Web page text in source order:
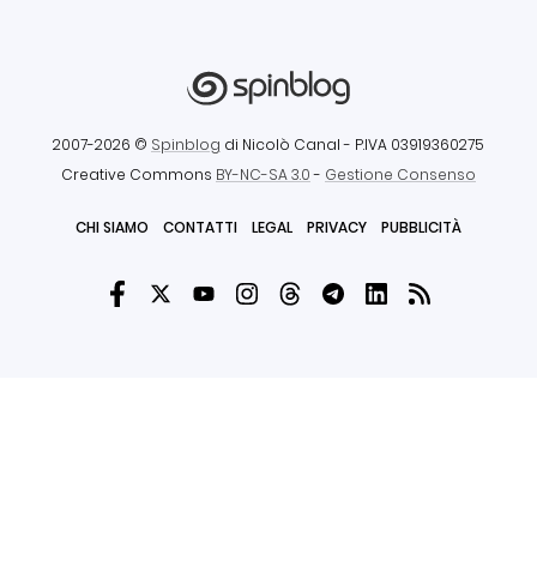
2007-2026 © Spinblog di Nicolò Canal - P.IVA 03919360275
Creative Commons BY-NC-SA 3.0- Gestione Consenso
CHI SIAMO CONTATTI LEGAL PRIVACY PUBBLICITÀ